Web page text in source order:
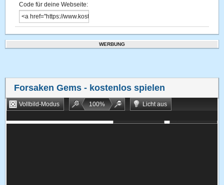
Code für deine Webseite:
WERBUNG
Forsaken Gems - kostenlos spielen
Vollbild-Modus 100%
Licht aus